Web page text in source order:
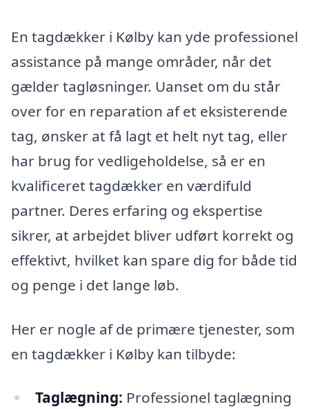
En tagdækker i Kølby kan yde professionel
assistance på mange områder, når det
gælder tagløsninger. Uanset om du står
over for en reparation af et eksisterende
tag, ønsker at få lagt et helt nyt tag, eller
har brug for vedligeholdelse, så er en
kvalificeret tagdækker en værdifuld
partner. Deres erfaring og ekspertise
sikrer, at arbejdet bliver udført korrekt og
effektivt, hvilket kan spare dig for både tid
og penge i det lange løb.
Her er nogle af de primære tjenester, som
en tagdækker i Kølby kan tilbyde:
Taglægning: Professionel taglægning